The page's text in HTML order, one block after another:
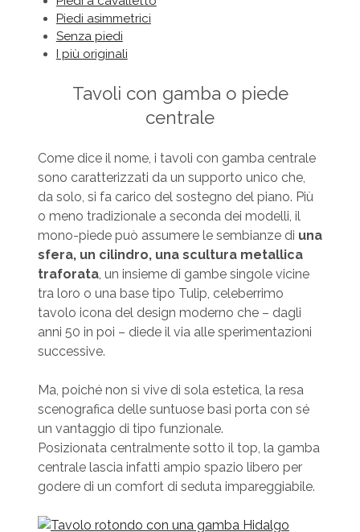
Piedi asimmetrici
Senza piedi
I più originali
Tavoli con gamba o piede
centrale
Come dice il nome, i tavoli con gamba centrale
sono caratterizzati da un supporto unico che,
da solo, si fa carico del sostegno del piano. Più
o meno tradizionale a seconda dei modelli, il
mono-piede può assumere le sembianze di una
sfera, un cilindro, una scultura metallica
traforata, un insieme di gambe singole vicine
tra loro o una base tipo Tulip, celeberrimo
tavolo icona del design moderno che – dagli
anni 50 in poi – diede il via alle sperimentazioni
successive.
Ma, poiché non si vive di sola estetica, la resa
scenografica delle suntuose basi porta con sé
un vantaggio di tipo funzionale.
Posizionata centralmente sotto il top, la gamba
centrale lascia infatti ampio spazio libero per
godere di un comfort di seduta impareggiabile.